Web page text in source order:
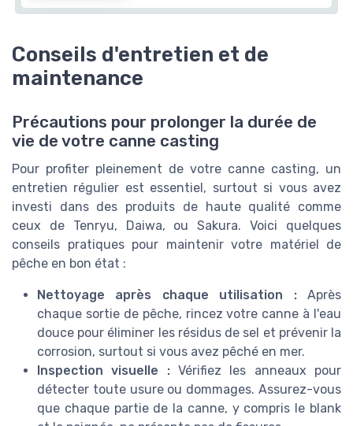
Conseils d'entretien et de
maintenance
Précautions pour prolonger la durée de
vie de votre canne casting
Pour profiter pleinement de votre canne casting, un
entretien régulier est essentiel, surtout si vous avez
investi dans des produits de haute qualité comme
ceux de Tenryu, Daiwa, ou Sakura. Voici quelques
conseils pratiques pour maintenir votre matériel de
pêche en bon état :
Nettoyage après chaque utilisation :Après
chaque sortie de pêche, rincez votre canne à l'eau
douce pour éliminer les résidus de sel et prévenir la
corrosion, surtout si vous avez pêché en mer.
Inspection visuelle :Vérifiez les anneaux pour
détecter toute usure ou dommages. Assurez-vous
que chaque partie de la canne, y compris le blank